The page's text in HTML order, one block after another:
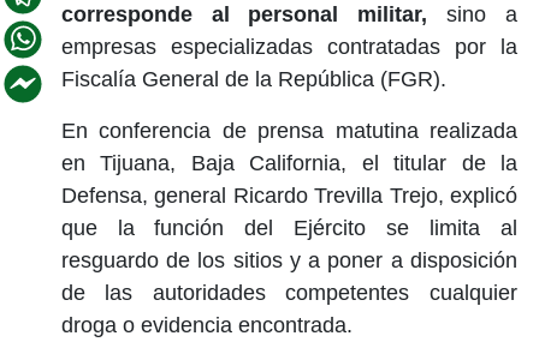
corresponde al personal militar,sino a
empresas especializadas contratadas por la
Fiscalía General de la República (FGR).
En conferencia de prensa matutina realizada
en Tijuana, Baja California, el titular de la
Defensa, general Ricardo Trevilla Trejo, explicó
que la función del Ejército se limita al
resguardo de los sitios y a poner a disposición
de las autoridades competentes cualquier
droga o evidencia encontrada.